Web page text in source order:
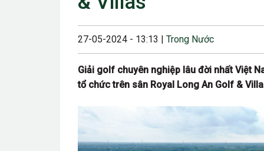
28/06/2024 12:00
25/04/2024 6:00
22/12/2023 12:30
26/10/2023
27-05-2024 - 13:13 | Trong Nước
Giải golf chuyên nghiệp lâu đời nhất Việt
tổ chức trên sân Royal Long An Golf &